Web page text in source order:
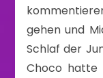
gehen und
Schlaf der
Choco hatte